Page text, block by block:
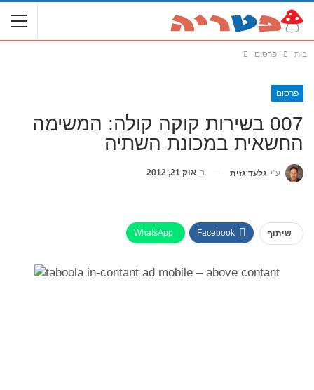
בית פרסום
פרסום
007 בשירות קוקה קולה: המשימה
החשאית במכונת השתיה
ע"י גלעד גזית ב אוק 21, 2012
שיתוף Facebook
WhatsApp